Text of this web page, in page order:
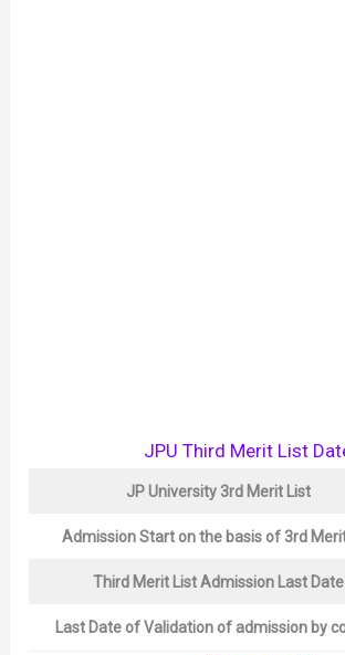
JPU Third Merit List
JP University3rd Merit List
Admission Start on the basis of 3rd
Third Merit ListAdmission Last Date
Last Date of Validation of admission by